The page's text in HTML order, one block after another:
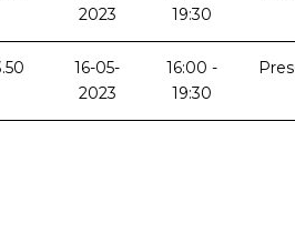
2023
19:30
16-05-
2023
16:00 -
19:30